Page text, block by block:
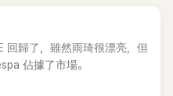
回歸了，雖然雨琦很漂亮，但
佔據了市場。